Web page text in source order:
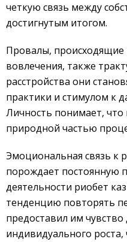
четкую связь между
достигнутым итогом.
Провалы, происходящие
вовлечения, также
расстройства они
практики и стимулом к
Личность понимает, что
природной частью
Эмоциональная связь к
порождает постоянную
деятельности риобет
тенденцию повторять
предоставил им чувство
индивидуального роста,